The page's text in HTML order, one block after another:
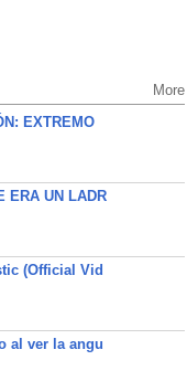
More
EXTREMO
ERA UN LADR
(Official Vid
al ver la angu